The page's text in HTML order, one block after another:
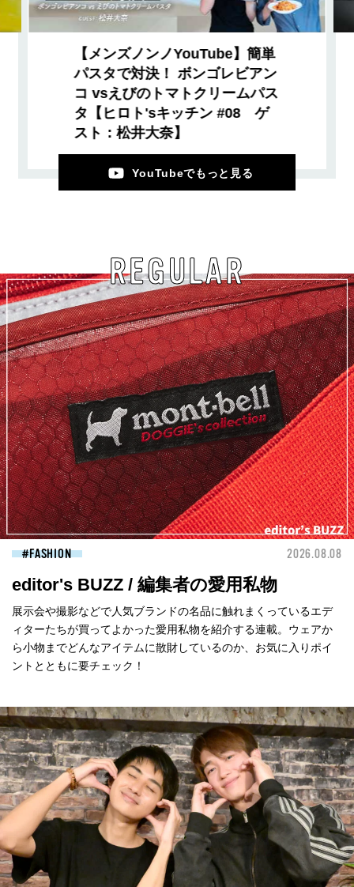
【メンズノンノYouTube】簡単
パスタで対決！ ボンゴレビアン
コ vsえびのトマトクリームパス
タ【ヒロト'sキッチン #08 ゲ
スト：松井大奈】
YouTubeでもっと見る
REGULAR
FASHION 2026.08.08
editor's BUZZ / 編集者の愛用私物
展示会や撮影などで人気ブランドの名品に触れまくっているエデ
ィターたちが買ってよかった愛用私物を紹介する連載。ウェアか
ら小物までどんなアイテムに散財しているのか、お気に入りポイ
ントとともに要チェック！